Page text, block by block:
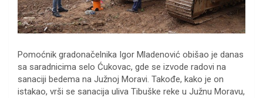
Pomoćnik gradonačelnika Igor Mladenović obišao je danas
sa saradnicima selo Ćukovac, gde se izvode radovi na
sanaciji bedema na Južnoj Moravi. Takođe, kako je on
istakao, vrši se sanacija uliva Tibuške reke u Južnu Moravu,